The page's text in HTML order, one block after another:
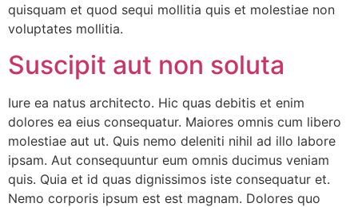
quisquam et quod sequi mollitia quis et molestiae non
voluptates mollitia.
Suscipit aut non soluta
Iure ea natus architecto. Hic quas debitis et enim
dolores ea eius consequatur. Maiores omnis cum libero
molestiae aut ut. Quis nemo deleniti nihil ad illo labore
ipsam. Aut consequuntur eum omnis ducimus veniam
quis. Quia et id quas dignissimos iste consequatur et.
Nemo corporis ipsum est est magnam. Dolores quo